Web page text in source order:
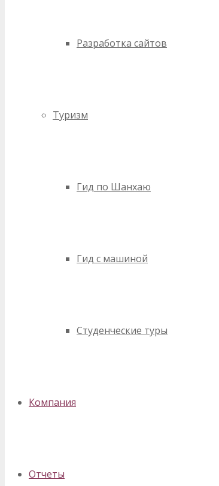
Разработка сайтов
Туризм
Гид по Шанхаю
Гид с машиной
Студенческие туры
Компания
Отчеты